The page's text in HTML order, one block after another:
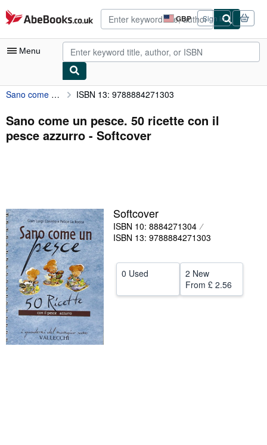
Skip to main content
AbeBooks.co.uk GBP
Site
shopping
preferences
Sign in
Menu
My Account
My Purchases
Advanced Search
Textbooks
Sellers
Start Selling
Help
Sano come un pesce. 50 ricette con il pesce azzurro ISBN 13: 9788884271303
Sano come un pesce. 50 ricette con il
pesce azzurro - Softcover
Softcover
ISBN 10: 8884271304
ISBN 13: 9788884271303
0 Used
2 New
From £ 2.56